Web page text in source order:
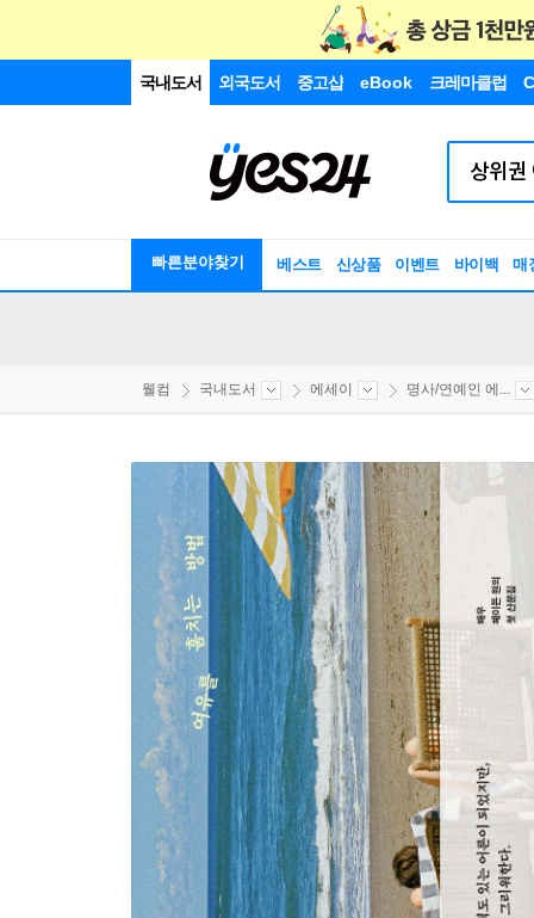
국내도서 외국도서 중고샵 eBook 크레마클럽
빠른분야찾기 베스트 신상품 이벤트 바이백 매
웰컴 국내도서 에세이 명사/연예인 에...